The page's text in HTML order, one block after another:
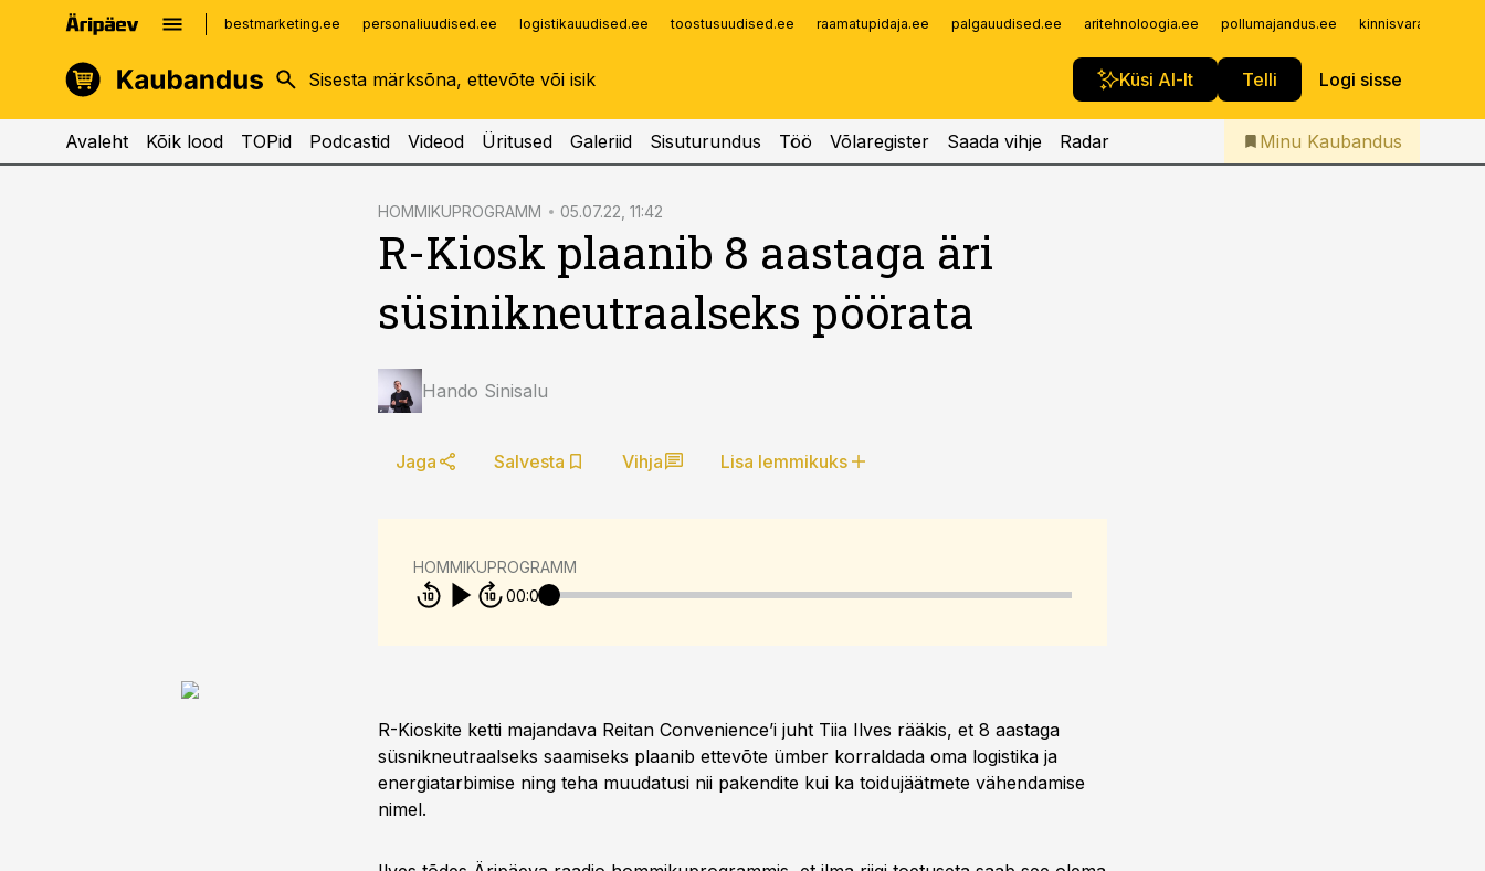
bestmarketing.ee personaliuudised.ee logistikauudised.ee toostusuudised.ee raamatupidaja.ee palgauudised.ee aritehnoloogia.ee pollumajandus.ee
Küsi AI-lt Telli Logi sisse
kinnisvarauudised.ee
logistikauudised.ee
imelineajalugu.ee
Infopank
Iseteenindus
Telli Kaubandus
Avaleht Kõik lood TOPid Podcastid Videod Üritused Galeriid Sisuturundus Töö Võlaregister Saada vihje Radar Minu Kaubandus
HOMMIKUPROGRAMM 05.07.22, 11:42
R-Kiosk plaanib 8 aastaga äri
süsinikneutraalseks pöörata
Hando Sinisalu
Jaga Salvesta Vihja Lisa lemmikuks
HOMMIKUPROGRAMM
00:00
R-Kioskite ketti majandava Reitan Convenience’i juht Tiia Ilves rääkis, et 8 aastaga
süsnikneutraalseks saamiseks plaanib ettevõte ümber korraldada oma logistika ja
energiatarbimise ning teha muudatusi nii pakendite kui ka toidujäätmete vähendamise
nimel.